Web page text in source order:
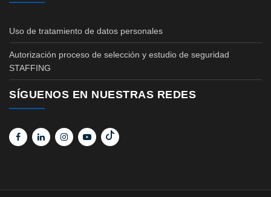
Uso de tratamiento de datos personales
Autorización proceso de selección y estudio de seguridad
STAFFING
SÍGUENOS EN NUESTRAS REDES